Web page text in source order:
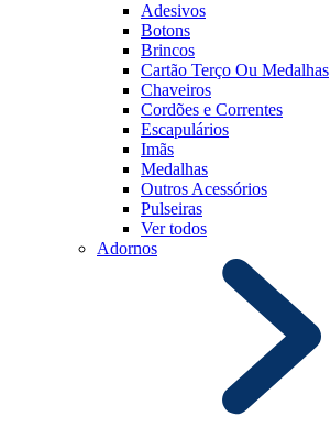
Adesivos
Botons
Brincos
Cartão Terço Ou Medalhas
Chaveiros
Cordões e Correntes
Escapulários
Imãs
Medalhas
Outros Acessórios
Pulseiras
Ver todos
Adornos